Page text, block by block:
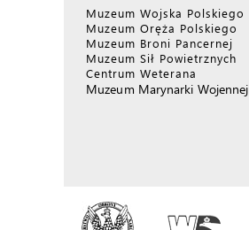
Muzeum Wojska Polskiego
Muzeum Oręża Polskiego
Muzeum Broni Pancernej
Muzeum Sił Powietrznych
Centrum Weterana
Muzeum Marynarki Wojennej